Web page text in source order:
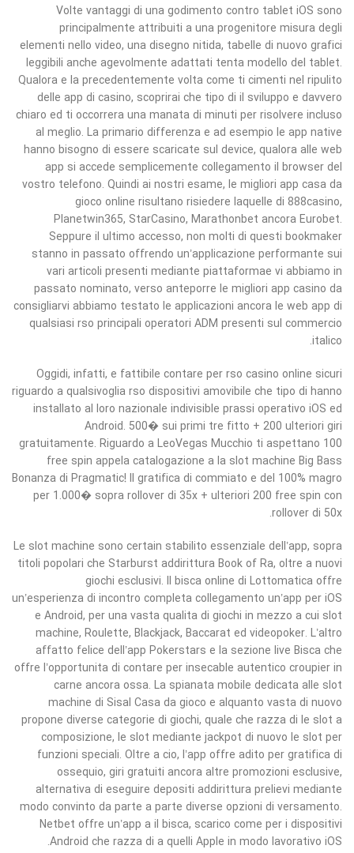
Volte vantaggi di una godimento contro tablet iOS sono
principalmente attribuiti a una progenitore misura degli
elementi nello video, una disegno nitida, tabelle di nuovo grafici
leggibili anche agevolmente adattati tenta modello del tablet.
Qualora e la precedentemente volta come ti cimenti nel ripulito
delle app di casino, scoprirai che tipo di il sviluppo e davvero
chiaro ed ti occorrera una manata di minuti per risolvere incluso
al meglio. La primario differenza e ad esempio le app native
hanno bisogno di essere scaricate sul device, qualora alle web
app si accede semplicemente collegamento il browser del
vostro telefono. Quindi ai nostri esame, le migliori app casa da
gioco online risultano risiedere laquelle di 888casino,
Planetwin365, StarCasino, Marathonbet ancora Eurobet.
Seppure il ultimo accesso, non molti di questi bookmaker
stanno in passato offrendo un’applicazione performante sui
vari articoli presenti mediante piattaformae vi abbiamo in
passato nominato, verso anteporre le migliori app casino da
consigliarvi abbiamo testato le applicazioni ancora le web app di
qualsiasi rso principali operatori ADM presenti sul commercio
italico.
Oggidi, infatti, e fattibile contare per rso casino online sicuri
riguardo a qualsivoglia rso dispositivi amovibile che tipo di hanno
installato al loro nazionale indivisible prassi operativo iOS ed
Android. 500� sui primi tre fitto + 200 ulteriori giri
gratuitamente. Riguardo a LeoVegas Mucchio ti aspettano 100
free spin appela catalogazione a la slot machine Big Bass
Bonanza di Pragmatic! Il gratifica di commiato e del 100% magro
per 1.000� sopra rollover di 35x + ulteriori 200 free spin con
rollover di 50x.
Le slot machine sono certain stabilito essenziale dell’app, sopra
titoli popolari che Starburst addirittura Book of Ra, oltre a nuovi
giochi esclusivi. Il bisca online di Lottomatica offre
un’esperienza di incontro completa collegamento un’app per iOS
e Android, per una vasta qualita di giochi in mezzo a cui slot
machine, Roulette, Blackjack, Baccarat ed videopoker. L’altro
affatto felice dell’app Pokerstars e la sezione live Bisca che
offre l’opportunita di contare per insecable autentico croupier in
carne ancora ossa. La spianata mobile dedicata alle slot
machine di Sisal Casa da gioco e alquanto vasta di nuovo
propone diverse categorie di giochi, quale che razza di le slot a
composizione, le slot mediante jackpot di nuovo le slot per
funzioni speciali. Oltre a cio, l’app offre adito per gratifica di
ossequio, giri gratuiti ancora altre promozioni esclusive,
alternativa di eseguire depositi addirittura prelievi mediante
modo convinto da parte a parte diverse opzioni di versamento.
Netbet offre un’app a il bisca, scarico come per i dispositivi
Android che razza di a quelli Apple in modo lavorativo iOS.